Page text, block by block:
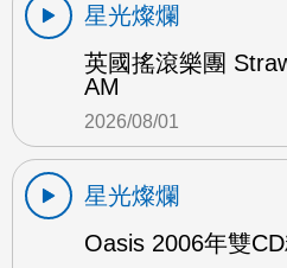
星光燦爛
英國搖滾樂團
AM
2026/08/01
星光燦爛
Oasis 2006年雙